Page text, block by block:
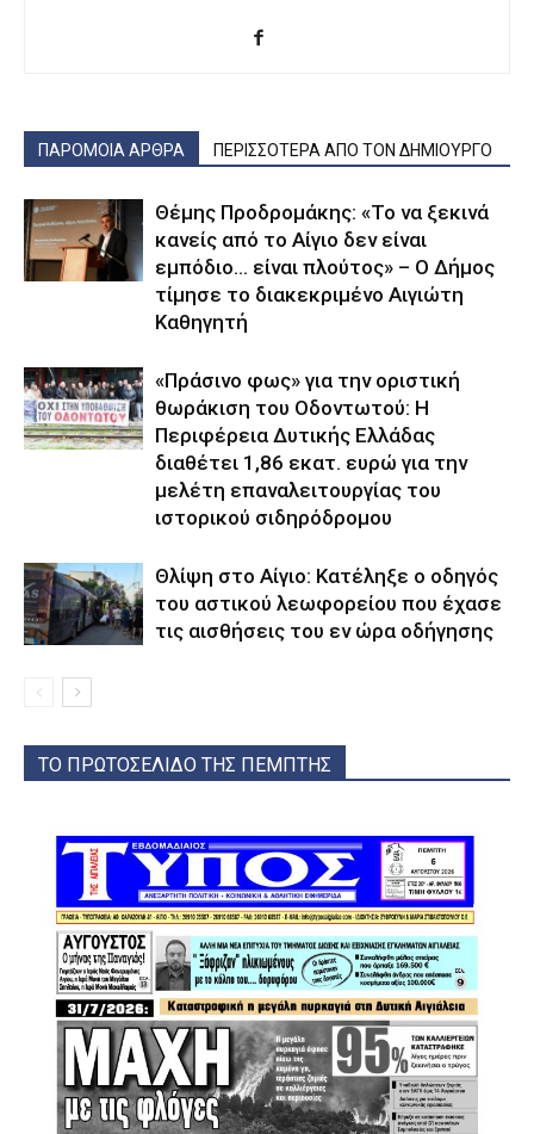
ΠΑΡΟΜΟΙΑ ΑΡΘΡΑ ΠΕΡΙΣΣΟΤΕΡΑ ΑΠΟ ΤΟΝ ΔΗΜΙΟΥΡΓΟ
Θέμης Προδρομάκης: «Το να ξεκινά
κανείς από το Αίγιο δεν είναι
εμπόδιο… είναι πλούτος» – O Δήμος
τίμησε το διακεκριμένο Αιγιώτη
Καθηγητή
«Πράσινο φως» για την οριστική
θωράκιση του Οδοντωτού: Η
Περιφέρεια Δυτικής Ελλάδας
διαθέτει 1,86 εκατ. ευρώ για την
μελέτη επαναλειτουργίας του
ιστορικού σιδηρόδρομου
Θλίψη στο Αίγιο: Κατέληξε ο οδηγός
του αστικού λεωφορείου που έχασε
τις αισθήσεις του εν ώρα οδήγησης
ΤΟ ΠΡΩΤΟΣΕΛΙΔΟ ΤΗΣ ΠΕΜΠΤΗΣ